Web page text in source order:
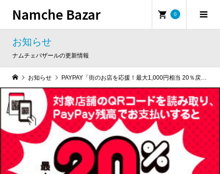
Namche Bazar 0
お知らせ
ナムチェバザールの更新情報
お知らせ PAYPAY「街のお店を応援！最大1,000円相当 20％戻ってくるキャンペーン」が9月13日（月）よりスタート